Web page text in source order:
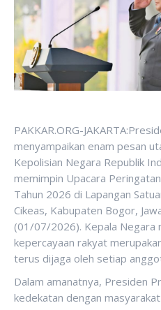
PAKKAR.ORG-
menyampaikan enam pesan
Kepolisian Negara Republik
memimpin Upacara
Tahun 2026 di Lapangan
Cikeas, Kabupaten Bogor,
(01/07/2026). Kepala Negara
kepercayaan rakyat
terus dijaga oleh setiap
Dalam amanatnya, Presiden
kedekatan dengan